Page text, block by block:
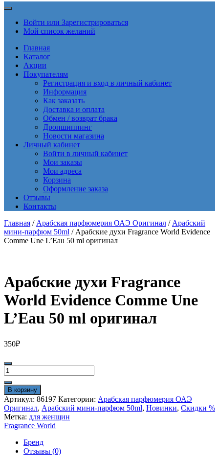
Войти или Зарегистрироваться
Мой список желаний
Главная
Каталог
Акции
Покупателям
Регистрация и вход в личный кабинет
Информация
Как заказать
Доставка и оплата
Обмен / возврат брака
Дропшиппинг
Новости магазина
Личный кабинет
Войти в личный кабинет
Мои заказы
Мои адреса
Корзина
Оформление заказа
Отзывы
Контакты
Главная / Арабская парфюмерия ОАЭ Оригинал / Арабский
мини-парфюм 50ml / Арабские духи Fragrance World Evidence
Comme Une L’Eau 50 ml оригинал
Арабские духи Fragrance
World Evidence Comme Une
L’Eau 50 ml оригинал
350₽
Количество
товара
Арабские
духи
Fragrance
World
Evidence
Comme
Une
L'Eau
В корзину
Артикул: 86197 Категории: Арабская парфюмерия ОАЭ
Оригинал, Арабский мини-парфюм 50ml, Новинки, Скидки %
Метка: для женщин
Fragrance World
Бренд
Отзывы (0)